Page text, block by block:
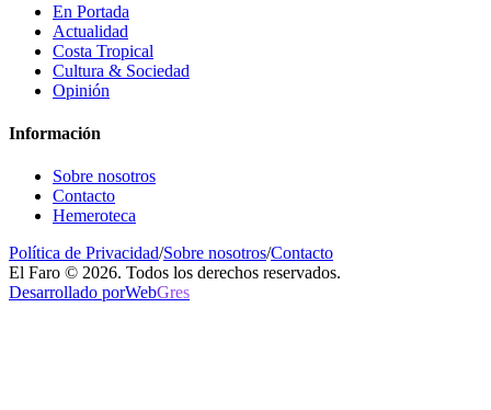
En Portada
Actualidad
Costa Tropical
Cultura & Sociedad
Opinión
Información
Sobre nosotros
Contacto
Hemeroteca
Política de Privacidad/Sobre nosotros/Contacto
El Faro © 2026. Todos los derechos reservados.
Desarrollado porWebGres